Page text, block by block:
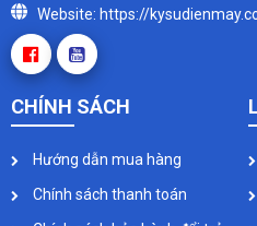
Website: https://
CHÍNH SÁCH
Hướng dẫn mua hàng
Chính sách thanh toán